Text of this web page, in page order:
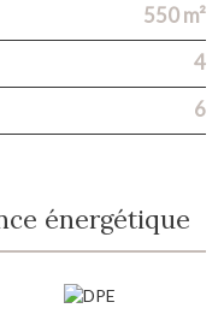
550 m²
4
6
énergétique